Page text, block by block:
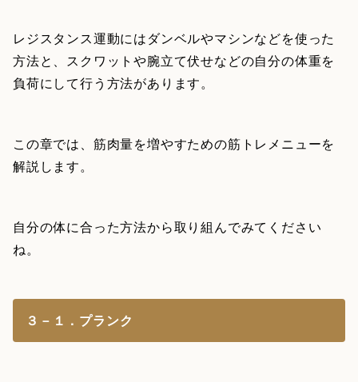
レジスタンス運動にはダンベルやマシンなどを使った
方法と、スクワットや腕立て伏せなどの自分の体重を
負荷にして行う方法があります。
この章では、筋肉量を増やすための筋トレメニューを
解説します。
自分の体に合った方法から取り組んでみてください
ね。
３－１．プランク